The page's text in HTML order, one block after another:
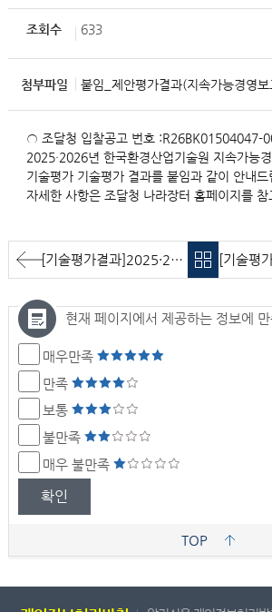
조회수 633
첨부파일 붙임_제안평가결과(지속가능경영
○ 조달청 입찰공고 번호 :R26BK01504047-
2025·2026년 한국환경산업기술원 지속가능
기술평가 기술평가 결과를 붙임과 같이 안내드
자세한 사항은 조달청 나라장터 홈페이지를 참
[기술평가결과]2025·2026 한국환경산업기술원 지속가능경영보고서 발간 용역 기술평가 결과 알림
현재 페이지에서 제공하는 정보에
매우만족
만족
보통
불만족
매우 불만족
확인
TOP